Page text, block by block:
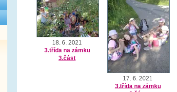
18. 6. 2021
3.třída na zámku
3.část
17. 6. 2021
3.třída na zámku